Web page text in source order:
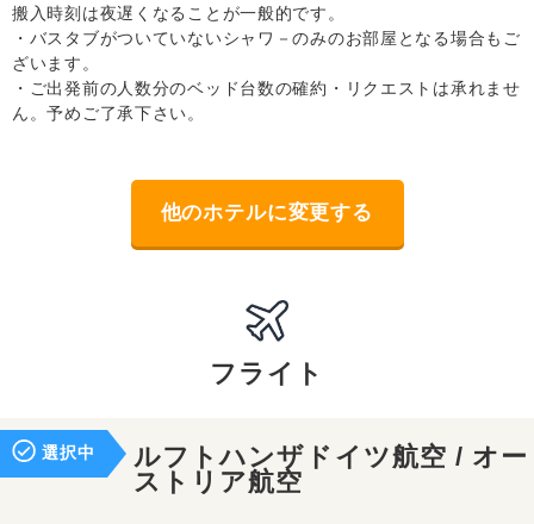
搬入時刻は夜遅くなることが一般的です。
・バスタブがついていないシャワ－のみのお部屋となる場合もご
ざいます。
・ご出発前の人数分のベッド台数の確約・リクエストは承れませ
ん。予めご了承下さい。
他のホテルに変更する
フライト
選択中
ルフトハンザドイツ航空 / オー
ストリア航空